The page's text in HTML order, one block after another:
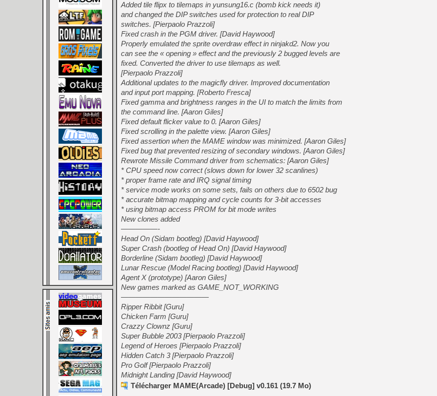
[GK] No More Room in
[GK] Un chatbot Atelier
[GK] Mémoire cash -
[GK] Nvidia : le prix des
[GK] Suikoden Star Leap
[Mo5] La mini borne
Added tile flipx to tilemaps in yunsung16.c (bomb kick needs it)
and changed the DIP switches used for protection to real DIP
switches. [Pierpaolo Prazzoli]
Fixed crash in the PGM driver. [David Haywood]
Properly emulated the sprite overdraw effect in ninjakd2. Now you
can see the « opening » effect and the previously 2 bugged levels are
fixed. Converted the driver to use tilemaps as well.
[Pierpaolo Prazzoli]
Additional updates to the magicfly driver. Improved documentation
and input port mapping. [Roberto Fresca]
Fixed gamma and brightness ranges in the UI to match the limits from
the command line. [Aaron Giles]
Fixed default flicker value to 0. [Aaron Giles]
Fixed scrolling in the palette view. [Aaron Giles]
Fixed assertion when the MAME window was minimized. [Aaron Giles]
Fixed bug that prevented resizing of secondary windows. [Aaron Giles]
Rewrote Missile Command driver from schematics: [Aaron Giles]
* CPU speed now correct (slows down for lower 32 scanlines)
* proper frame rate and IRQ signal timing
* service mode works on some sets, fails on others due to 6502 bug
* accurate bitmap mapping and cycle counts for 3-bit accesses
* using bitmap access PROM for bit mode writes
New clones added
—————-
Head On (Sidam bootleg) [David Haywood]
Super Crash (bootleg of Head On) [David Haywood]
Borderline (Sidam bootleg) [David Haywood]
Lunar Rescue (Model Racing bootleg) [David Haywood]
Agent X (prototype) [Aaron Giles]
New games marked as GAME_NOT_WORKING
————————————
Ripper Ribbit [Guru]
Chicken Farm [Guru]
Crazzy Clownz [Guru]
Super Bubble 2003 [Pierpaolo Prazzoli]
Legend of Heroes [Pierpaolo Prazzoli]
Hidden Catch 3 [Pierpaolo Prazzoli]
Pro Golf [Pierpaolo Prazzoli]
Midnight Landing [David Haywood]
Télécharger MAME(Arcade) [Debug] v0.161 (19.7 Mo)